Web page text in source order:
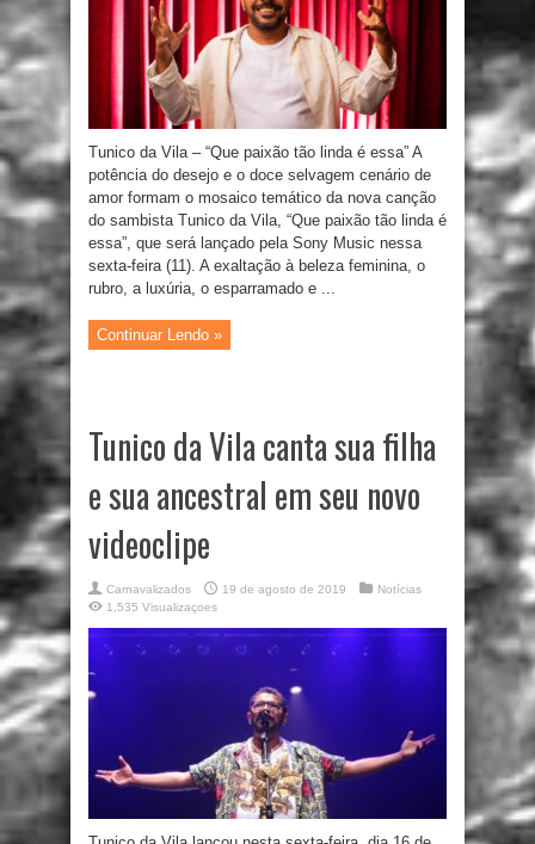
Tunico da Vila – “Que paixão tão linda é essa” A
potência do desejo e o doce selvagem cenário de
amor formam o mosaico temático da nova canção
do sambista Tunico da Vila, “Que paixão tão linda é
essa”, que será lançado pela Sony Music nessa
sexta-feira (11). A exaltação à beleza feminina, o
rubro, a luxúria, o esparramado e ...
Continuar Lendo »
Tunico da Vila canta sua filha
e sua ancestral em seu novo
videoclipe
Carnavalizados 19 de agosto de 2019
Notícias
1,535 Visualizaçoes